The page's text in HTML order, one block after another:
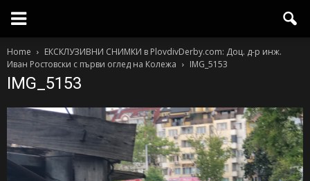
Home
ЕКСКЛУЗИВНИ СНИМКИ в PlovdivDerby.com: Доц. д-р инж.
Иван Ростовски с първи оглед на Колежа
IMG_5153
IMG_5153